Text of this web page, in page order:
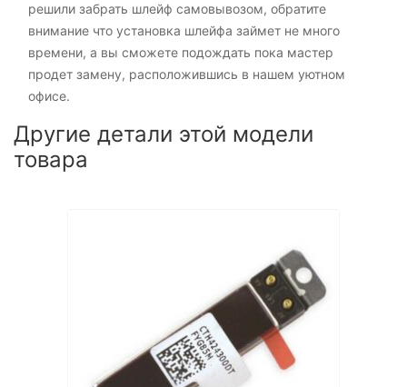
решили забрать шлейф самовывозом, обратите
внимание что установка шлейфа займет не много
времени, а вы сможете подождать пока мастер
продет замену, расположившись в нашем уютном
офисе.
Другие детали этой модели
товара